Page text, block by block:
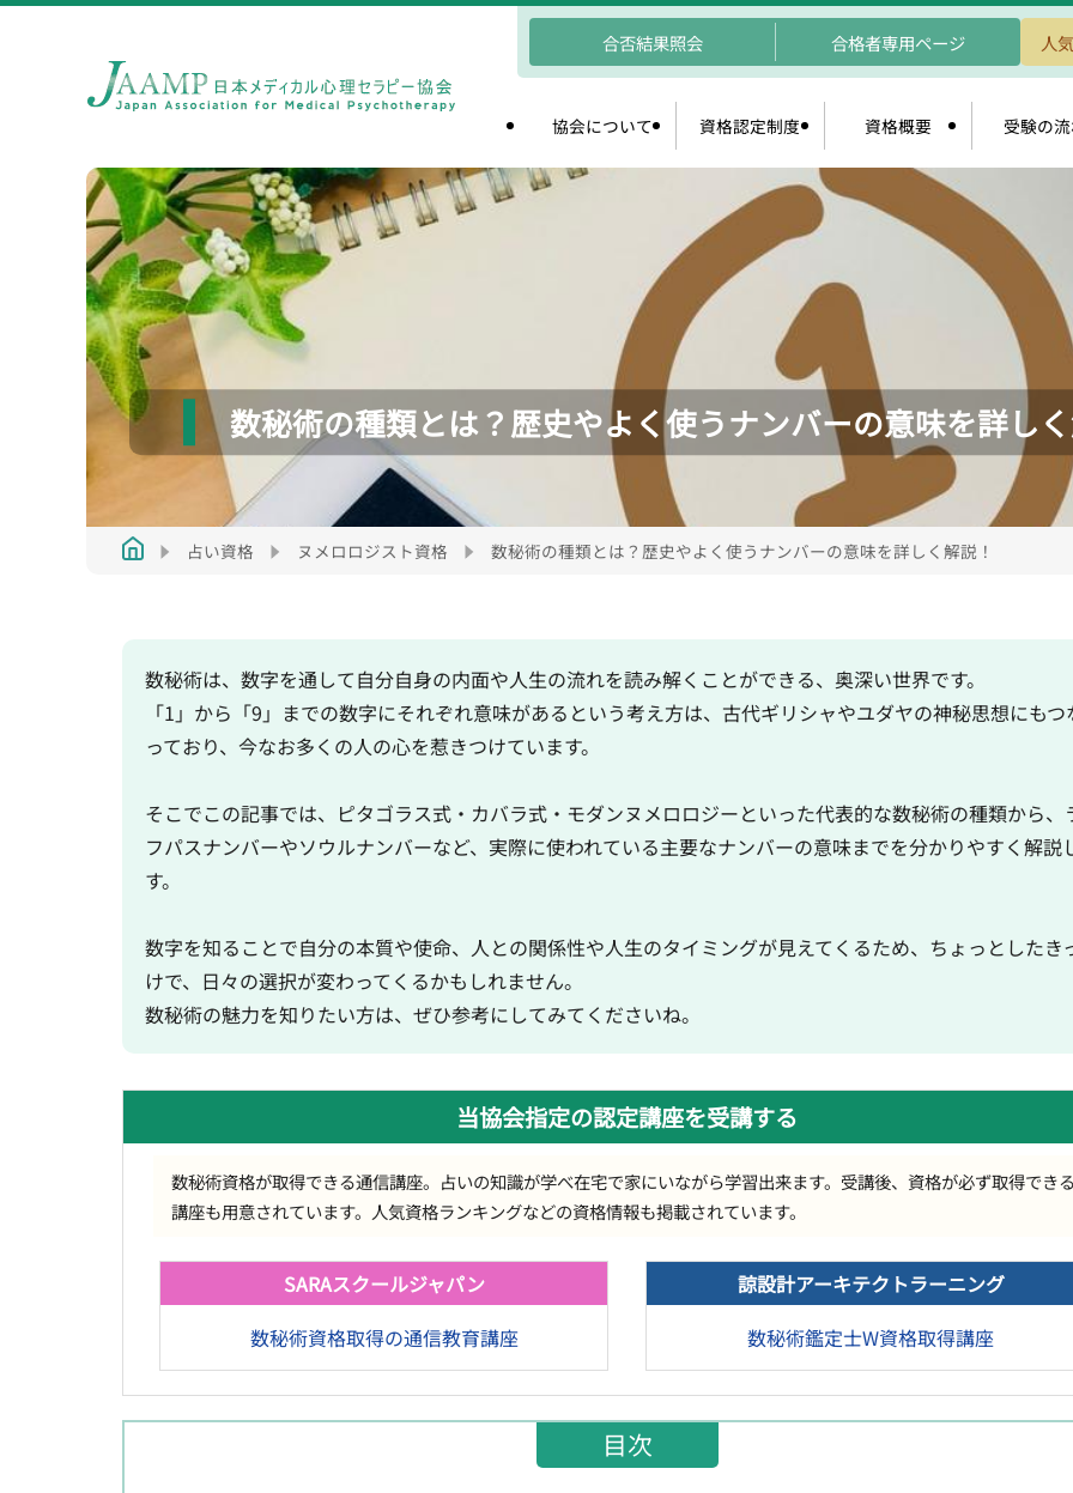
合否結果照会 合格者専用ページ 人
協会について 資格認定制度 資格概要 受験の
数秘術の種類とは？歴史やよく使うナンバーの意味を詳しく
占い資格 ヌメロロジスト資格 数秘術の種類とは？歴史やよく使うナンバーの意味を詳しく解説！
数秘術は、数字を通して自分自身の内面や人生の流れを読み解くことができる、奥深い世界です。
「1」から「9」までの数字にそれぞれ意味があるという考え方は、古代ギリシャやユダヤの神秘思想にもつ
っており、今なお多くの人の心を惹きつけています。
そこでこの記事では、ピタゴラス式・カバラ式・モダンヌメロロジーといった代表的な数秘術の種類から、
フパスナンバーやソウルナンバーなど、実際に使われている主要なナンバーの意味までを分かりやすく解説
す。
数字を知ることで自分の本質や使命、人との関係性や人生のタイミングが見えてくるため、ちょっとしたき
けで、日々の選択が変わってくるかもしれません。
数秘術の魅力を知りたい方は、ぜひ参考にしてみてくださいね。
当協会指定の認定講座を受講する
数秘術資格が取得できる通信講座。占いの知識が学べ在宅で家にいながら学習出来ます。受講後、資格が必ず取得できる
講座も用意されています。人気資格ランキングなどの資格情報も掲載されています。
SARAスクールジャパン
数秘術資格取得の通信教育講座
諒設計アーキテクトラーニング
数秘術鑑定士W資格取得講座
目次